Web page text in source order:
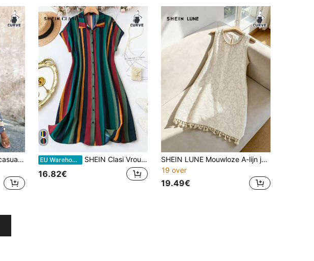
EMERY ROSE Mouwloze casual jurk met V-hals en grote retroprint van vissen in grote maten voor dames.
EU Warehouse SHEIN Clasi Vrouwen Plus Size Gestreepte Overhemdjurk met Knoopjes, Zomer
16.82€
SHEIN LUNE Mouwloze A-lijn jurk in grote maat met ronde hals en schelpversiering, kwastjes aan de zoom
19 over
19.49€